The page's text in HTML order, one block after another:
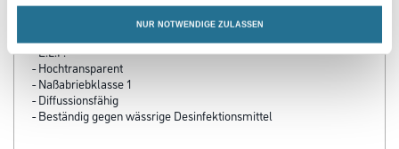
NUR NOTWENDIGE ZULASSEN
- E.L.F.
- Hochtransparent
- Naßabriebklasse 1
- Diffussionsfähig
- Beständig gegen wässrige Desinfektionsmittel